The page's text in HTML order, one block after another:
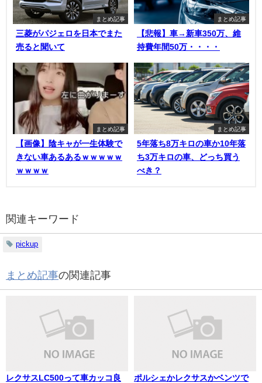
まとめ記事
三菱がパジェロを日本でまた
売ると聞いて
まとめ記事
【悲報】車→新車350万、維
持費年間50万・・・・
まとめ記事
【画像】陰キャが一生体験で
きない車あるあるｗｗｗｗｗ
ｗｗｗｗ
まとめ記事
5年落ち8万キロの車か10年落
ち3万キロの車、どっち買う
べき？
関連キーワード
pickup
まとめ記事の関連記事
レクサスLC500って車カッコ良
ポルシェかレクサスかベンツで